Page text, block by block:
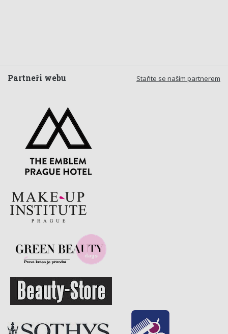
Staňte se naším partnerem
Partneři webu